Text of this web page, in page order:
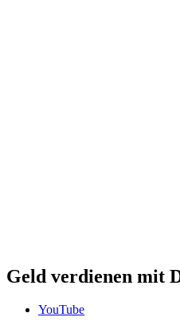
Geld verdienen mit
YouTube